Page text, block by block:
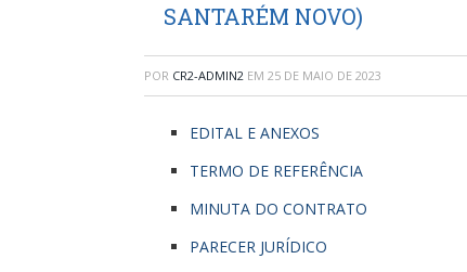
SANTARÉM NOVO)
POR CR2-ADMIN2 EM 25 DE MAIO DE 2023
EDITAL E ANEXOS
TERMO DE REFERÊNCIA
MINUTA DO CONTRATO
PARECER JURÍDICO